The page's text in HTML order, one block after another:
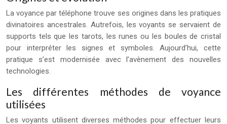
La voyance par téléphone trouve ses origines dans les pratiques
divinatoires ancestrales. Autrefois, les voyants se servaient de
supports tels que les tarots, les runes ou les boules de cristal
pour interpréter les signes et symboles. Aujourd’hui, cette
pratique s’est modernisée avec l’avènement des nouvelles
technologies.
Les différentes méthodes de voyance
utilisées
Les voyants utilisent diverses méthodes pour effectuer leurs